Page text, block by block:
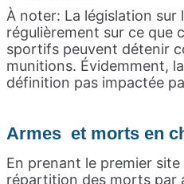
À noter: La législation sur
régulièrement sur ce que
sportifs peuvent détenir
munitions. Évidemment,
définition pas impactée
Armes et morts en
En prenant le premier
répartition des morts par